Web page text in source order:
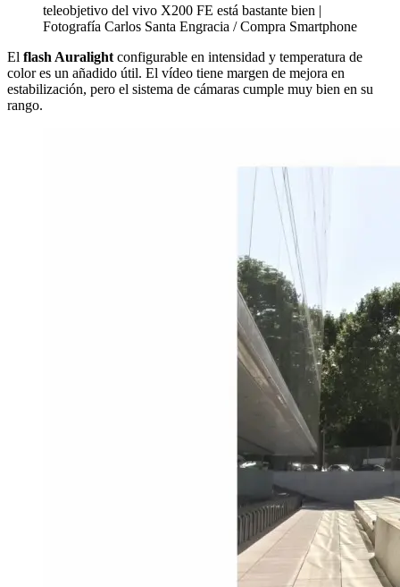
teleobjetivo del vivo X200 FE está bastante bien |
Fotografía Carlos Santa Engracia / Compra Smartphone
El flash Auralight configurable en intensidad y temperatura de
color es un añadido útil. El vídeo tiene margen de mejora en
estabilización, pero el sistema de cámaras cumple muy bien en su
rango.